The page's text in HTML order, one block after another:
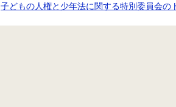
子どもの人権と少年法に関する特別委員会の